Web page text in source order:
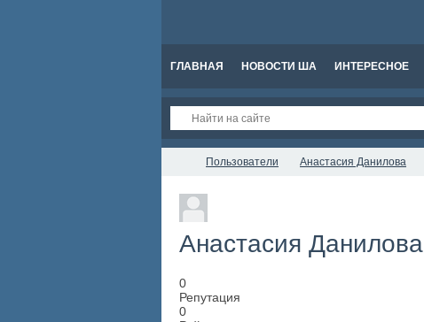
ГЛАВНАЯ НОВОСТИ ША ИНТЕРЕСНОЕ
Пользователи Анастасия Данилова
Анастасия Данилова
0
Репутация
0